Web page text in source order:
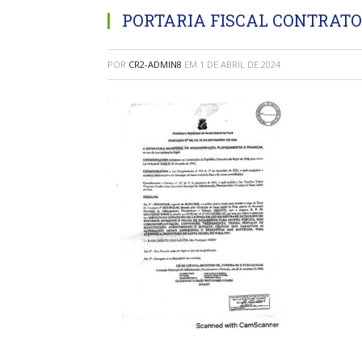
PORTARIA FISCAL CONTRATO
POR CR2-ADMIN8 EM 1 DE ABRIL DE 2024